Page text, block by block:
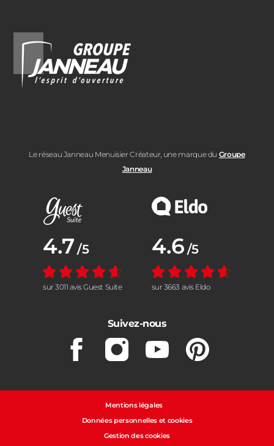
Le réseau Janneau Menuisier Créateur, une marque du Groupe
Janneau
Note moyenne :
4.7 /5
sur 3011 avis Guest Suite
Note moyenne :
4.6 /5
sur 3663 avis Eldo
Suivez-nous
FacebookInstagramYoutubePinterest
Mentions légales
Données personnelles et cookies
Gestion des cookies